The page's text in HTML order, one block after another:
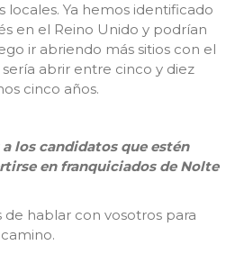
locales. Ya hemos identificado
en el Reino Unido y podrían
ir abriendo más sitios con el
abrir entre cinco y diez
cinco años.
los candidatos que estén
en franquiciados de Nolte
de hablar con vosotros para